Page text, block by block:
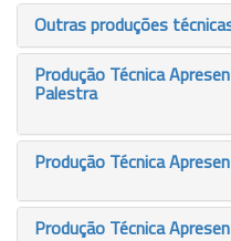
Outras produções
Produção Técnica
Palestra
Produção Técnica
Produção Técnica